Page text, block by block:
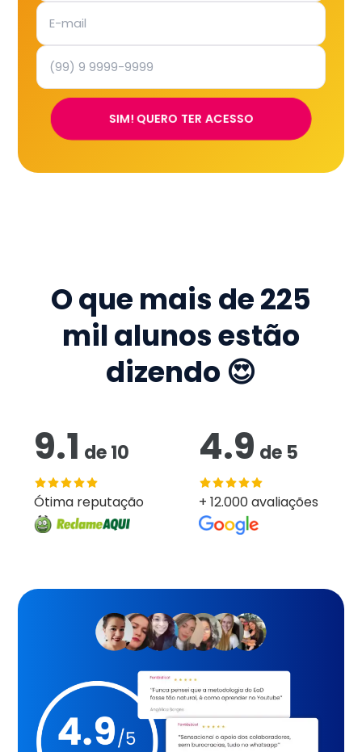
SIM! QUERO TER ACESSO
O que mais de225
mil alunos estão
dizendo 😍
9.1 de10
Ótima reputação
4.9 de 5
+ 12.000 avaliações